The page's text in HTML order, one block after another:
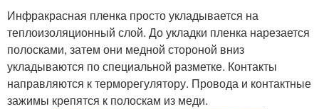
Инфракрасная пленка просто укладывается на
теплоизоляционный слой. До укладки пленка нарезается
полосками, затем они медной стороной вниз
укладываются по специальной разметке. Контакты
направляются к терморегулятору. Провода и контактные
зажимы крепятся к полоскам из меди.